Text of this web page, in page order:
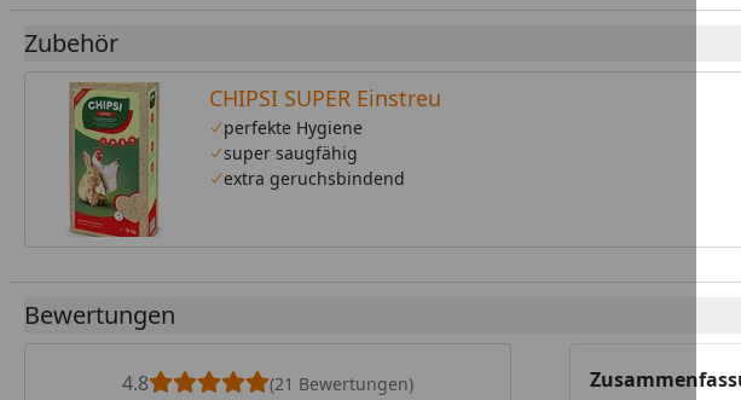
Zubehör
CHIPSI SUPER Einstreu
perfekte Hygiene
super saugfähig
extra geruchsbindend
Bewertungen
4.8 (21 Bewertungen)